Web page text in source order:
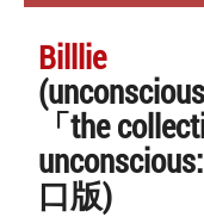
Billlie
「the
口版)